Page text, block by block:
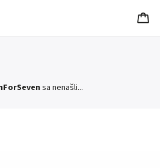
sa nenašli...